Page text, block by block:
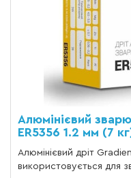
Алюмінієвий
ER5356 1.2 мм (7
Алюмінієвий дріт
використовується для